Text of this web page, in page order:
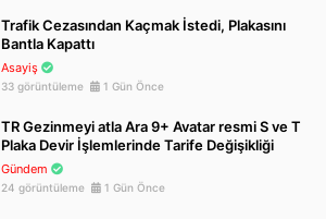
Trafik Cezasından Kaçmak İstedi, Plakasını
Bantla Kapattı
Asayiş
33 görüntüleme 1 Gün Önce
TR Gezinmeyi atla Ara 9+ Avatar resmi S ve T
Plaka Devir İşlemlerinde Tarife Değişikliği
Gündem
24 görüntüleme 1 Gün Önce